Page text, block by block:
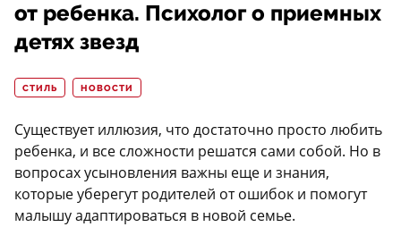
от ребенка. Психолог о приемных
детях звезд
СТИЛЬ НОВОСТИ
Существует иллюзия, что достаточно просто любить
ребенка, и все сложности решатся сами собой. Но в
вопросах усыновления важны еще и знания,
которые уберегут родителей от ошибок и помогут
малышу адаптироваться в новой семье.